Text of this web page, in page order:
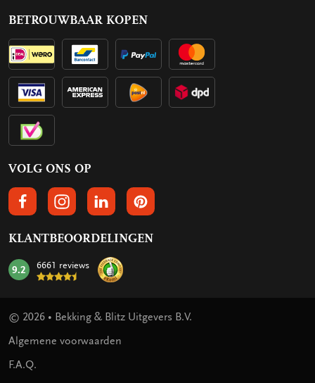
BETROUWBAAR KOPEN
VOLG ONS OP
VOLGS ONS OP FACEBOOK
VOLG ONS OP INSTAGRAM
VOLG ONS OP LINKEDIN
VOLG ONS OP PINTEREST
KLANTBEOORDELINGEN
mark:
9.2 6661 reviews
© 2026 • Bekking & Blitz Uitgevers B.V.
Algemene voorwaarden
F.A.Q.